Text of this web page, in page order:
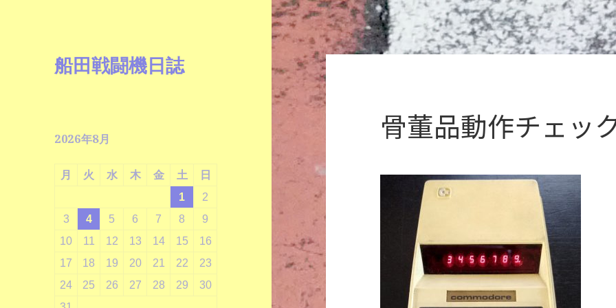
船田戦闘機日誌
2026年8月
月 火 水 木 金 土
日
1
2
3
4 5 6 7 8
9
10
11 12 13 14 15
16
17
18 19 20 21 22
23
24
25 26 27 28 29
30
骨董品動作チェッ